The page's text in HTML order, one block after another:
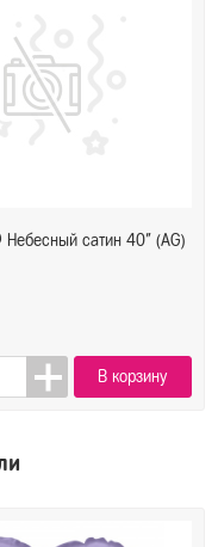
сатин 40" (AG)
В корзину